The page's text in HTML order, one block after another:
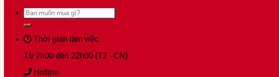
Tìm
kiếm:
Thời gian làm việc
Từ 7h00 đến 22h00 (T2 - CN)
Hotline